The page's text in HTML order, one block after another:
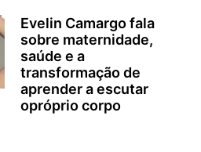
Evelin Camargo fala
sobre maternidade,
saúde e a
transformação de
aprender a escutar
opróprio corpo